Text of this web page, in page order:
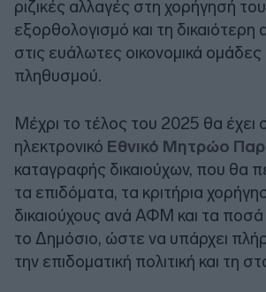
ριζικές αλλαγές στη χορήγησή
εξορθολογισμό και τη
στις ευάλωτες οικονομικά ομάδες
πληθυσμού.
Μέχρι το τέλος του 2025 θα έχει
ηλεκτρονικό Εθνικό Μητρώο
καταγραφής δικαιούχων, που θα
τα επιδόματα, τα κριτήρια
δικαιούχους ανά ΑΦΜ και τα
το Δημόσιο, ώστε να υπάρχει
την επιδοματική πολιτική και τη